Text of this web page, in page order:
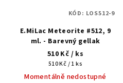
E.MiLac Meteorite #512, 9
ml. - Barevný gellak
510 Kč / ks
Měrná
cena:
510 Kč / 1 ks
Momentálně nedostupné
KÓD: LOS512-9